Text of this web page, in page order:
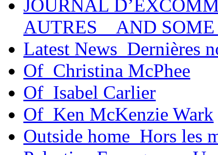
JOURNAL
AUTRES _ AND
Latest News_Dernières
Of_Christina McPhee
Of_Isabel Carlier
Of_Ken McKenzie Wark
Outside home_Hors les